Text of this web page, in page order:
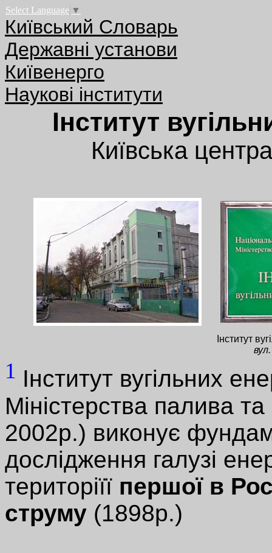
Select Language ▼
Київський Словарь
Державні установи
Київенерго
Наукові інститути
Інститут
Київська
Інститут
1 Інститут вугільних
Міністерства палива
2002р.) виконує
дослідження галузі
територіїї першої в
струму (1898р.)